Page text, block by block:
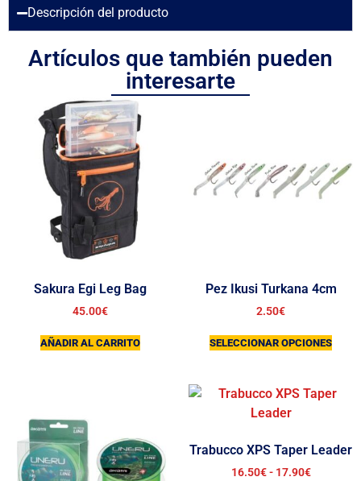
Descripción del producto
Artículos que también pueden
interesarte
Sakura Egi Leg Bag
45.00€
AÑADIR AL CARRITO
Pez Ikusi Turkana 4cm
2.50€
SELECCIONAR OPCIONES
Trabucco XPS Taper Leader
16.50€ - 17.90€